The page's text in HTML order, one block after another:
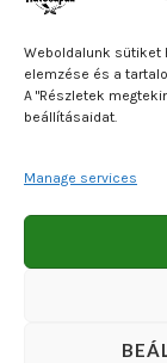
Weboldalunk sütiket
elemzése és a
A "Részletek
beállításaidat.
Manage services
by